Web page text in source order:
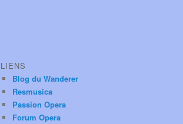
LIENS
Blog du Wanderer
Resmusica
Passion Opera
Forum Opera